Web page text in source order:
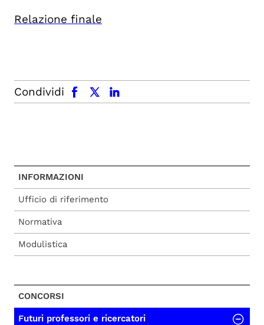
Relazione finale
Condividi
facebook x.com linkedin
INFORMAZIONI
Ufficio di riferimento
Normativa
Modulistica
CONCORSI
Futuri professori e ricercatori